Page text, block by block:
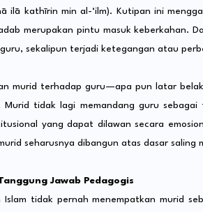
ilā kathīrin min al-‘ilm). Kutipan ini
merupakan pintu masuk keberkahan.
sekalipun terjadi ketegangan atau
murid terhadap guru—apa pun latar
Murid tidak lagi memandang guru
yang dapat dilawan secara
seharusnya dibangun atas dasar saling
Jawab Pedagogis
Islam tidak pernah menempatkan murid